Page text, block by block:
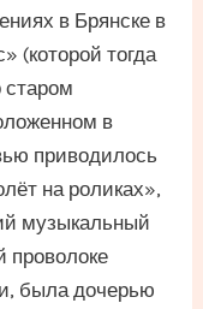
в Брянске в
(которой тогда
старом
в
приводилось
на роликах»,
музыкальный
проволоке
была дочерью